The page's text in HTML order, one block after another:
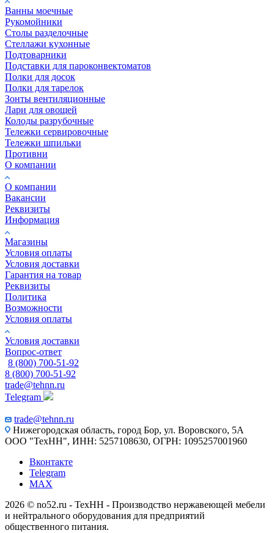
Ванны моечные
Рукомойники
Столы разделочные
Стеллажи кухонные
Подтоварники
Подставки для пароконвектоматов
Полки для досок
Полки для тарелок
Зонты вентиляционные
Лари для овощей
Колоды разрубочные
Тележки сервировочные
Тележки шпильки
Противни
О компании
О компании
Вакансии
Реквизиты
Информация
Магазины
Условия оплаты
Условия доставки
Гарантия на товар
Реквизиты
Политика
Возможности
Условия оплаты
Условия доставки
Вопрос-ответ
8 (800) 700-51-92
8 (800) 700-51-92
trade@tehnn.ru
Telegram
trade@tehnn.ru
Нижегородская область, город Бор, ул. Воровского, 5А
ООО "ТехНН", ИНН: 5257108630, ОГРН: 1095257001960
Вконтакте
Telegram
MAX
2026 © no52.ru - ТехНН - Производство нержавеющей мебели
и нейтрального оборудования для предприятий
общественного питания.